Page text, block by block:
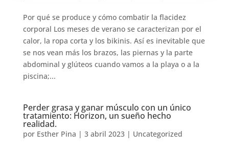
Por qué se produce y cómo combatir la flacidez
corporal Los meses de verano se caracterizan por el
calor, la ropa corta y los bikinis. Así es inevitable que
se nos vean más los brazos, las piernas y la parte
abdominal y glúteos cuando vamos a la playa o a la
piscina;...
Perder grasa y ganar músculo con un único
tratamiento: Horizon, un sueño hecho
realidad.
por Esther Pina | 3 abril 2023| Uncategorized